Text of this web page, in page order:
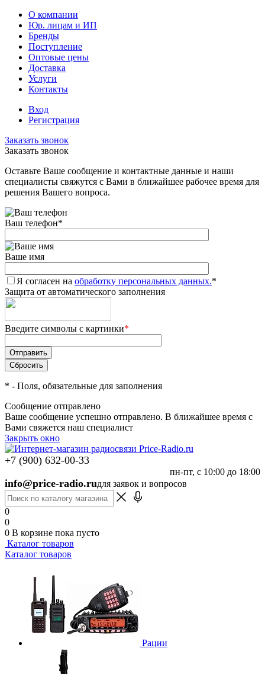
О компании
Юр. лицам и ИП
Бренды
Поступление
Оптовые цены
Доставка
Услуги
Контакты
Вход
Регистрация
Заказать звонок
Заказать звонок
Оставьте Ваше сообщение и контактные данные и наши
специалисты свяжутся с Вами в ближайшее рабочее время для
решения Вашего вопроса.
Ваш телефон*
Ваше имя
Я согласен на обработку персональных данных.*
Защита от автоматического заполнения
Введите символы с картинки*
* - Поля, обязательные для заполнения
Сообщение отправлено
Ваше сообщение успешно отправлено. В ближайшее время с
Вами свяжется наш специалист
Закрыть окно
+7 (900) 632-00-33
пн-пт, с 10:00 до 18:00
info@price-radio.ruдля заявок и вопросов
0
0
0 В корзине пока пусто
Каталог товаров
Каталог товаров
Рации